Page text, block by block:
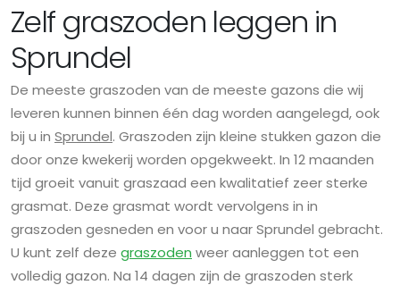
Zelf graszoden leggen in
Sprundel
De meeste graszoden van de meeste gazons die wij
leveren kunnen binnen één dag worden aangelegd, ook
bij u in Sprundel. Graszoden zijn kleine stukken gazon die
door onze kwekerij worden opgekweekt. In 12 maanden
tijd groeit vanuit graszaad een kwalitatief zeer sterke
grasmat. Deze grasmat wordt vervolgens in in
graszoden gesneden en voor u naar Sprundel gebracht.
U kunt zelf deze graszoden weer aanleggen tot een
volledig gazon. Na 14 dagen zijn de graszoden sterk